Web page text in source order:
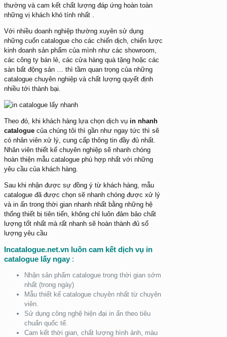
thường và cam kết chất lượng đáp ứng hoàn toàn
những vị khách khó tính nhất .
Với nhiều doanh nghiệp thường xuyên sử dụng
những cuốn catalogue cho các chiến dịch, chiến lược
kinh doanh sản phẩm của mình như các showroom,
các công ty bán lẻ, các cửa hàng quà tặng hoặc các
sàn bất động sản … thì tầm quan trọng của những
catalogue chuyên nghiệp và chất lượng quyết định
nhiều tới thành bại.
Theo đó, khi khách hàng lựa chọn dịch vụ in nhanh
catalogue của chúng tôi thì gần như ngay tức thì sẽ
có nhân viên xử lý, cung cấp thông tin đầy đủ nhất.
Nhân viên thiết kế chuyên nghiệp sẽ nhanh chóng
hoàn thiện mẫu catalogue phù hợp nhất với những
yêu cầu của khách hàng.
Sau khi nhận được sự đồng ý từ khách hàng, mẫu
catalogue đã được chọn sẽ nhanh chóng được xử lý
và in ấn trong thời gian nhanh nhất bằng những hệ
thống thiết bị tiên tiến, không chỉ luôn đảm bảo chất
lượng tốt nhất mà rất nhanh sẽ hoàn thành đủ số
lượng yêu cầu
Incatalogue.net.vn luôn cam kết dịch vụ in
catalogue lấy ngay:
Nhận sản phẩm catalogue trong thời gian sớm
nhất (trong ngày)
Mẫu thiết kế catalogue chuyên nhất từ chuyên
viên.
Sử dụng công nghệ hiện đại in ấn theo tiêu
chuẩn quốc tế.
Cam kết thời gian, chất lượng hình ảnh, màu